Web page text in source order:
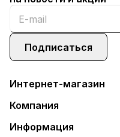
Подписаться
Интернет-магазин
Компания
Информация